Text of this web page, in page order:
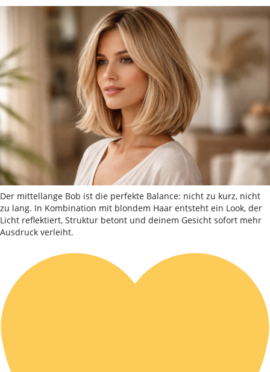
Der mittellange Bob ist die perfekte Balance: nicht zu kurz, nicht
zu lang. In Kombination mit blondem Haar entsteht ein Look, der
Licht reflektiert, Struktur betont und deinem Gesicht sofort mehr
Ausdruck verleiht.